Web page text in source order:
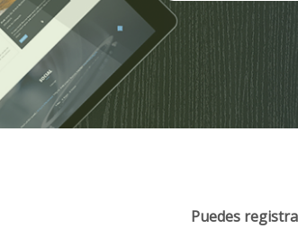
Puedes